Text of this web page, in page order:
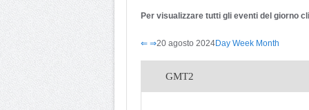
Per visualizzare tutti gli eventi del giorno
⇐ ⇒20 agosto 2024Day Week Month
GMT2